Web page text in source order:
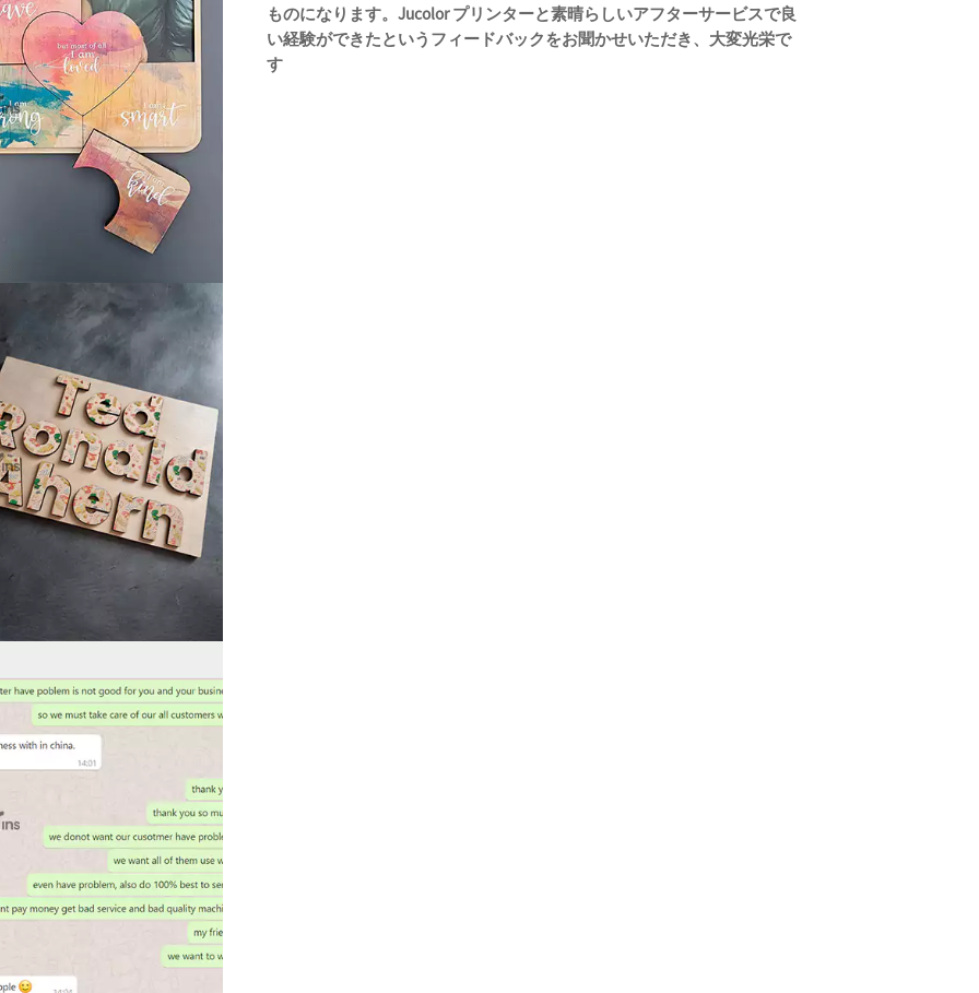
ものになります。Jucolor プリンターと素晴らしいアフターサービスで良
い経験ができたというフィードバックをお聞かせいただき、大変光栄で
す